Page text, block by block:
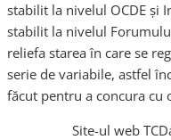
stabilit la nivelul OCDE și
stabilit la nivelul
reliefa starea în care se
serie de variabile, astfel
făcut pentru a concura cu
Site-ul web